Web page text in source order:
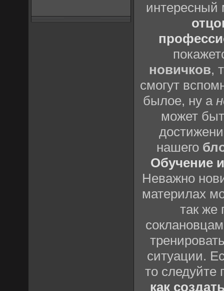
интересный
новичков,
смогут
былое, ну а
может
нашего
Обучение
Неважно
материлах
так же
ситуации.
то
как